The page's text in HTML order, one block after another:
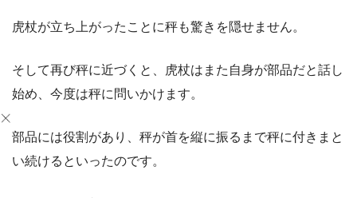
虎杖が立ち上がったことに秤も驚きを隠せません。
そして再び秤に近づくと、虎杖はまた自身が部品だと話し
始め、今度は秤に問いかけます。
部品には役割があり、秤が首を縦に振るまで秤に付きまと
い続けるといったのです。